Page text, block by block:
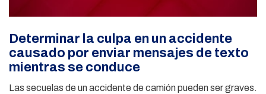
Determinar la culpa en un accidente
causado por enviar mensajes de texto
mientras se conduce
Las secuelas de un accidente de camión pueden ser graves.